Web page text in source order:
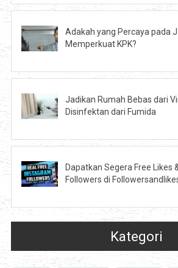
Adakah yang Percaya pada
Memperkuat KPK?
Jadikan Rumah Bebas dari
Disinfektan dari Fumida
Dapatkan Segera Free Likes
Followers di
Kategori